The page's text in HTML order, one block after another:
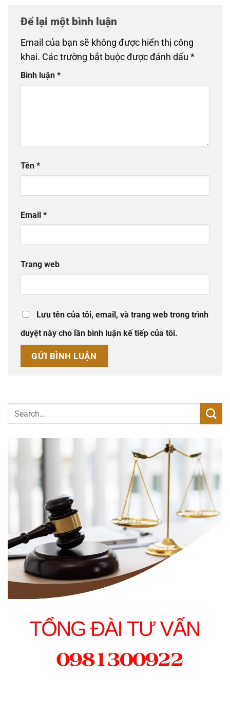
Để lại một bình luận
Email của bạn sẽ không được hiển thị công
khai. Các trường bắt buộc được đánh dấu *
Bình luận *
Tên *
Email *
Trang web
Lưu tên của tôi, email, và trang web trong trình
duyệt này cho lần bình luận kế tiếp của tôi.